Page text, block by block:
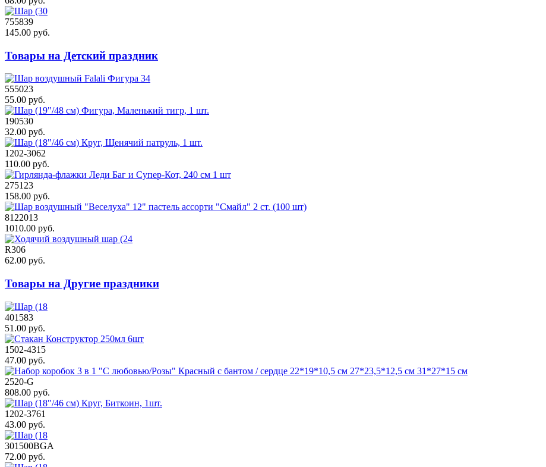
755839
145.00 руб.
Товары на Детский праздник
555023
55.00 руб.
190530
32.00 руб.
1202-3062
110.00 руб.
275123
158.00 руб.
8122013
1010.00 руб.
R306
62.00 руб.
Товары на Другие праздники
401583
51.00 руб.
1502-4315
47.00 руб.
2520-G
808.00 руб.
1202-3761
43.00 руб.
301500BGA
72.00 руб.